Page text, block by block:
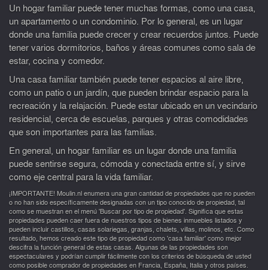
Un hogar familiar puede tener muchas formas, como una casa,
un apartamento o un condominio. Por lo general, es un lugar
donde una familia puede crecer y crear recuerdos juntos. Puede
tener varios dormitorios, baños y áreas comunes como sala de
estar, cocina y comedor.
Una casa familiar también puede tener espacios al aire libre,
como un patio o un jardín, que pueden brindar espacio para la
recreación y la relajación. Puede estar ubicado en un vecindario
residencial, cerca de escuelas, parques y otras comodidades
que son importantes para las familias.
En general, un hogar familiar es un lugar donde una familia
puede sentirse segura, cómoda y conectada entre sí, y sirve
como eje central para la vida familiar.
¡IMPORTANTE! Moulin.nl enumera una gran cantidad de propiedades que no pueden
o no han sido específicamente designadas con un tipo conocido de propiedad, tal
como se muestran en el menú 'Buscar por tipo de propiedad'. Significa que estas
propiedades pueden caer fuera de nuestros tipos de bienes inmuebles listados y
pueden incluir castillos, casas solariegas, granjas, chalets, villas, molinos, etc. Como
resultado, hemos creado este tipo de propiedad como 'casa familiar' como mejor
descifra la función general de estas casas. Algunas de las propiedades son
espectaculares y podrían cumplir fácilmente con los criterios de búsqueda de usted
como posible comprador de propiedades en Francia, España, Italia y otros países.